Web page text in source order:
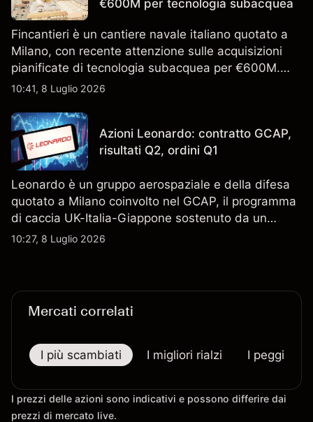
€600M per tecnologia subacquea
Fincantieri è un cantiere navale italiano quotato a
Milano, con recente attenzione sulle acquisizioni
pianificate di tecnologia subacquea per €600M.
Scopri i target di prezzo FCT di terze parti e l'analisi
indicatore affidabile dei risultati futuri.
10:41, 8 Luglio 2026
Azioni Leonardo: contratto GCAP,
risultati Q2, ordini Q1
Leonardo è un gruppo aerospaziale e della difesa
quotato a Milano coinvolto nel GCAP, il programma
di caccia UK-Italia-Giappone sostenuto da un
contratto da 4,6 miliardi di sterline. I risultati
10:27, 8 Luglio 2026
Mercati correlati
I più scambiati I migliori rialzi I peggiori
I prezzi delle azioni sono indicativi e possono differire dai
prezzi di mercato live.